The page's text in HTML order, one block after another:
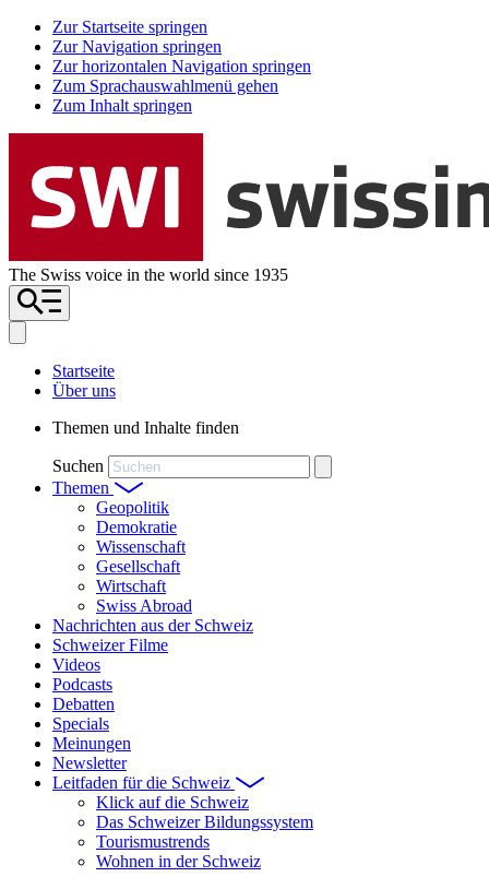
Zur Startseite springen
Zur Navigation springen
Zur horizontalen Navigation springen
Zum Sprachauswahlmenü gehen
Zum Inhalt springen
The Swiss voice in the world since 1935
Startseite
Über uns
Themen und Inhalte finden
Suchen
Themen
Geopolitik
Demokratie
Wissenschaft
Gesellschaft
Wirtschaft
Swiss Abroad
Nachrichten aus der Schweiz
Schweizer Filme
Videos
Podcasts
Debatten
Specials
Meinungen
Newsletter
Leitfaden für die Schweiz
Klick auf die Schweiz
Das Schweizer Bildungssystem
Tourismustrends
Wohnen in der Schweiz